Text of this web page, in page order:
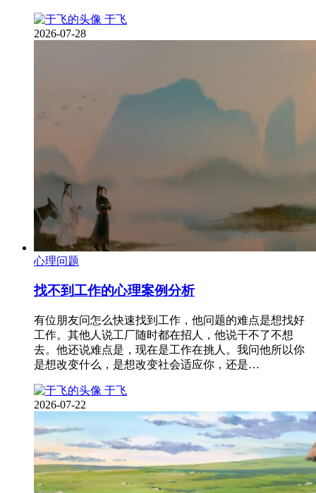
于飞
2026-07-28
心理问题
找不到工作的心理案例分析
有位朋友问怎么快速找到工作，他问题的难点是想找好
工作。其他人说工厂随时都在招人，他说干不了不想
去。他还说难点是，现在是工作在挑人。我问他所以你
是想改变什么，是想改变社会适应你，还是…
于飞
2026-07-22